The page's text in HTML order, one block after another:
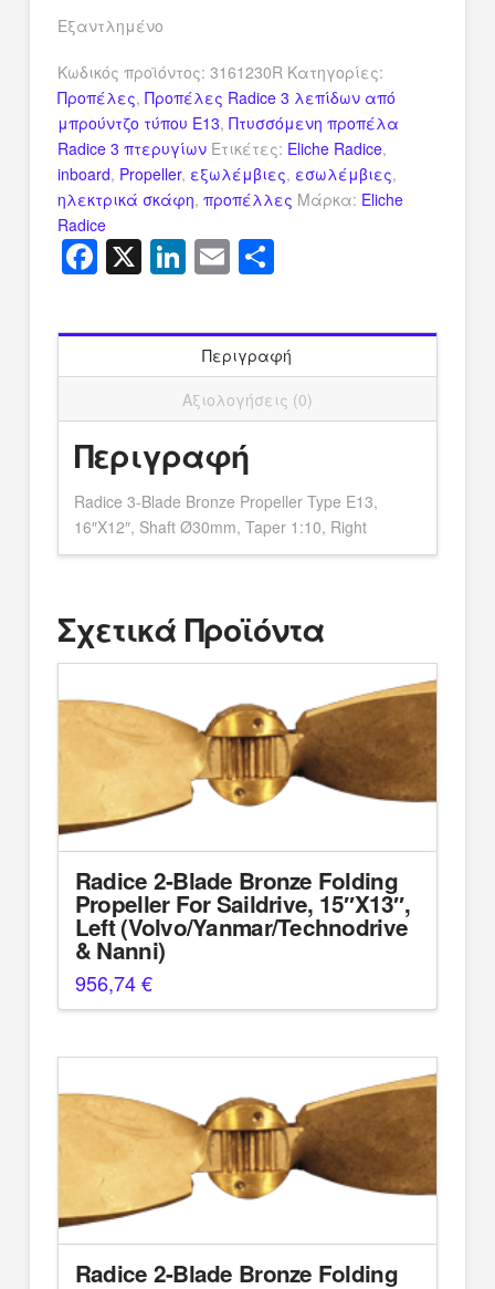
Εξαντλημένο
Κωδικός προϊόντος: 3161230R Κατηγορίες:
Προπέλες, Προπέλες Radice 3 λεπίδων από
μπρούντζο τύπου E13, Πτυσσόμενη προπέλα
Radice 3 πτερυγίων Ετικέτες: Eliche Radice,
inboard, Propeller, εξωλέμβιες, εσωλέμβιες,
ηλεκτρικά σκάφη, προπέλλες Μάρκα: Eliche
Radice
Facebook
X LinkedIn
Email
Περιγραφή
Αξιολογήσεις (0)
Περιγραφή
Radice 3-Blade Bronze Propeller Type E13,
16″X12″, Shaft Ø30mm, Taper 1:10, Right
Σχετικά Προϊόντα
Radice 2-Blade Bronze Folding
Propeller For Saildrive, 15″X13″,
Left (Volvo/Yanmar/Technodrive
& Nanni)
956,74€
Radice 2-Blade Bronze Folding